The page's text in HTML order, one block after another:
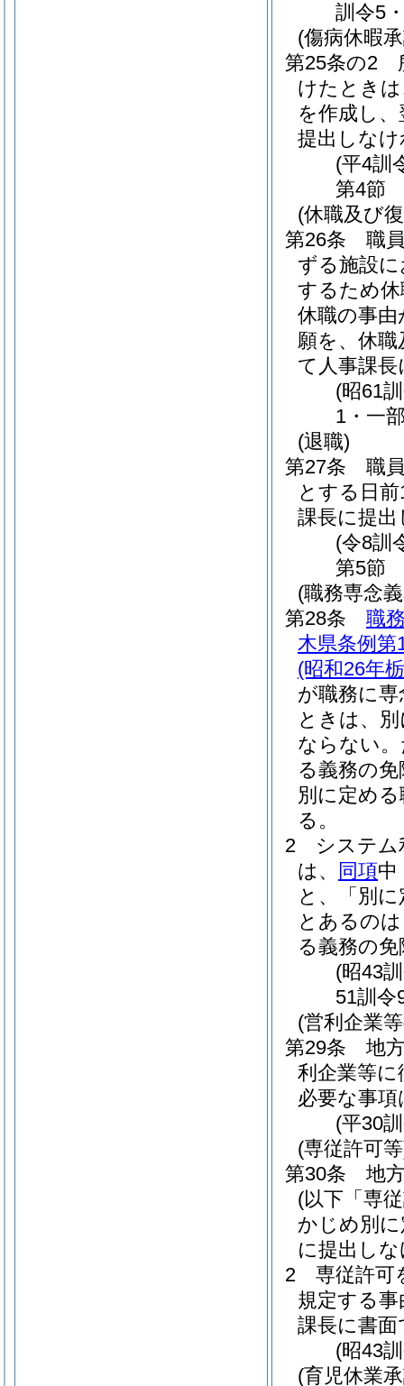
訓令5
(傷病休暇
第25条の2
けたとき
を作成し
提出しな
(平4訓
第4節
(休職及び
第26条
職
ずる施設
するため
休職の事
願を、休
て人事課
(昭61
1・一
(退職)
第27条
職
とする日
課長に提
(令8訓
第5節
(職務専念
第28条
職
木県条例第
(昭和26年
が職務に
ときは、
ならない。
る義務の
別に定め
る。
2
システム
は、
同項中
と、「別
とあるの
る義務の
(昭43
51訓令
(営利企業
第29条
地
利企業等
必要な事
(平30
(専従許可
第30条
地
(以下「専
かじめ別
に提出し
2
専従許可
規定する
課長に書
(昭43
(育児休業